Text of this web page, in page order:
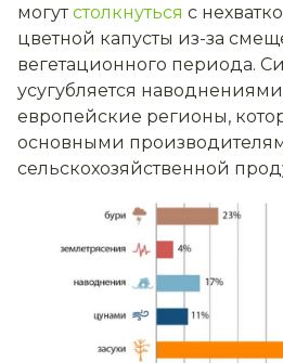
могутстолкнуться с
цветной капусты из-за
вегетационного периода.
усугубляется
европейские регионы,
основными
сельскохозяйственной